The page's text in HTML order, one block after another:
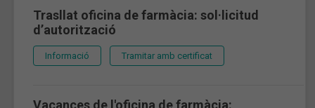
Trasllat oficina de farmàcia: sol·licitud
d’autorització
Informació Tramitar amb certificat
Vacances de l'oficina de farmàcia: